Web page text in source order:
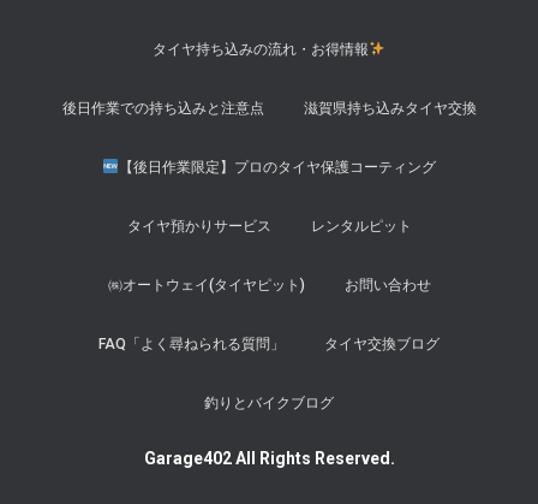
タイヤ持ち込みの流れ・お得情報
後日作業での持ち込みと注意点 滋賀県持ち込みタイヤ交換
【後日作業限定】プロのタイヤ保護コーティング
タイヤ預かりサービス レンタルピット
㈱オートウェイ(タイヤピット) お問い合わせ
FAQ「よく尋ねられる質問」 タイヤ交換ブログ
釣りとバイクブログ
Garage402 All Rights Reserved.